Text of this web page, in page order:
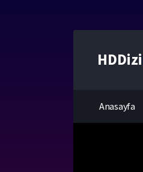
HDDizi
Anasayfa